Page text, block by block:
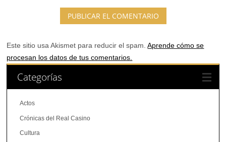
Este sitio usa Akismet para reducir el spam.Aprende cómo se
procesan los datos de tus comentarios.
Categorías
Actos
Crónicas del Real Casino
Cultura